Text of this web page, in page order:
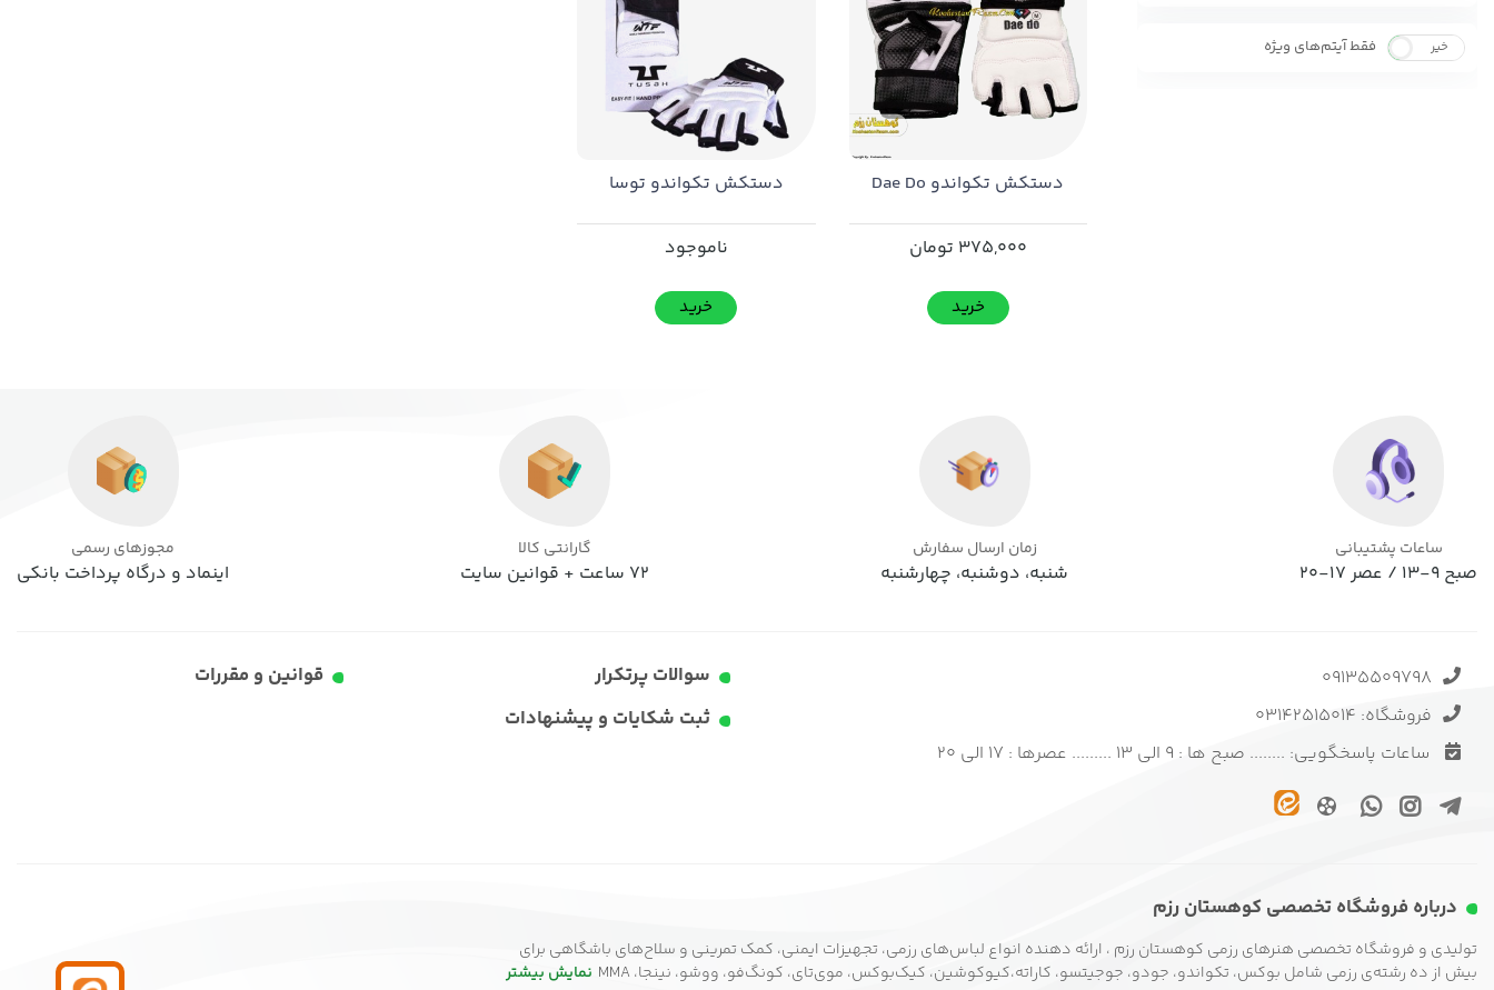
بله خیر فقط آیتم‌های ویژه
دستکش تکواندو Dae Do
375,000 تومان
خرید
دستکش تکواندو توسا
ناموجود
خرید
ساعات پشتیبانی
صبح 9-13 / عصر 17-20
زمان ارسال سفارش
شنبه، دوشنبه، چهارشنبه
گارانتی کالا
72 ساعت + قوانین سایت
مجوزهای رسمی
اینماد و درگاه پرداخت بانکی
09135509798
فروشگاه: 03142515014
ساعات پاسخگویی: ........ صبح ها : 9 الی 13 ......... عصرها : 17 الی 20
سوالات پرتکرار
قوانین و مقررات
ثبت شکایات و پیشنهادات
درباره فروشگاه تخصصی کوهستان رزم
تولیدی و فروشگاه تخصصی هنرهای رزمی کوهستان رزم ، ارائه دهنده انواع لباس‌های رزمی، تجهیزات ایمنی، کمک تمرینی و سلاح‌های باشگاهی برای
بیش از ده رشته‌ی رزمی شامل بوکس، تکواندو، جودو، جوجیتسو، کاراته،کیوکوشین، کیک‌بوکس، موی‌تای، کونگ‌فو، ووشو، نینجا، MMA
نمایش بیشتر